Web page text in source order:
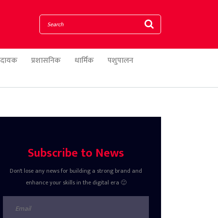
प्रशासनिक धार्मिक
पशुपालन
Subscribe to News
Don't lose any news for building a strong brand and
enhance your skills in the digital era 🙂